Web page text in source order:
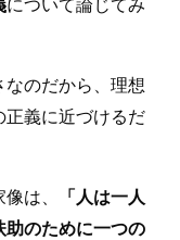
について論じてみ
なのだから、理想
正義に近づけるだ
は、
「人は一人
助のために一つの